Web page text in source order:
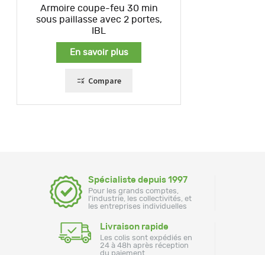
Armoire coupe-feu 30 min
sous paillasse avec 2 portes,
IBL
En savoir plus
Compare
Spécialiste depuis 1997
Pour les grands comptes,
l'industrie, les collectivités, et
les entreprises individuelles
Livraison rapide
Les colis sont expédiés en
24 à 48h après réception
du paiement